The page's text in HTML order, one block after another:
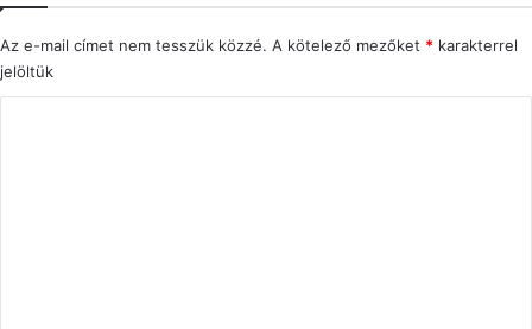
Az e-mail címet nem tesszük közzé. A kötelező mezőket * karakterrel
jelöltük